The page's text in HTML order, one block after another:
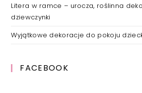
Litera w ramce – urocza, roślinna
dziewczynki
Wyjątkowe dekoracje do pokoju
FACEBOOK